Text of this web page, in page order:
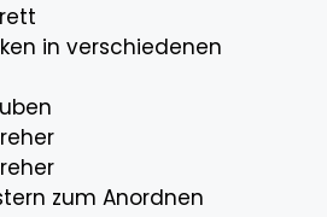
in verschiedenen
zum Anordnen